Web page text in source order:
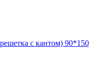
с кантом) 90*150